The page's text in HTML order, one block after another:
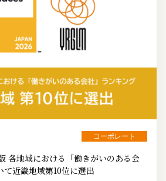
コーポレート
各地域における「働きがいのある会
近畿地域第10位に選出